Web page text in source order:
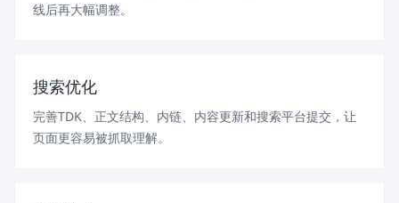
线后再大幅调整。
搜索优化
完善TDK、正文结构、内链、内容更新和搜索平台提交，让
页面更容易被抓取理解。